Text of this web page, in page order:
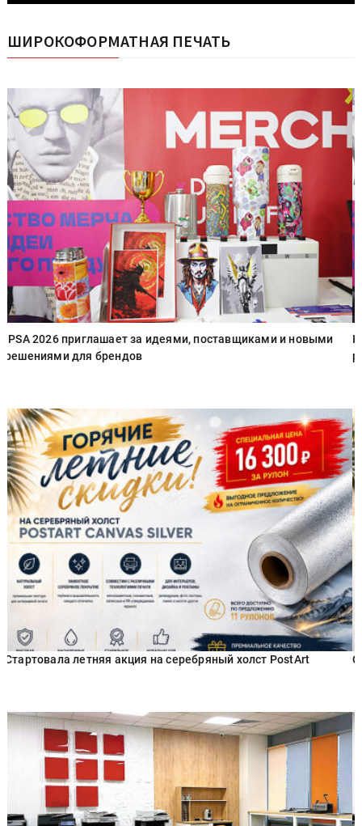
ШИРОКОФОРМАТНАЯ ПЕЧАТЬ
IPSA 2026 приглашает за идеями, поставщиками и новыми
решениями для брендов
Стартовала летняя акция на серебряный холст PostArt